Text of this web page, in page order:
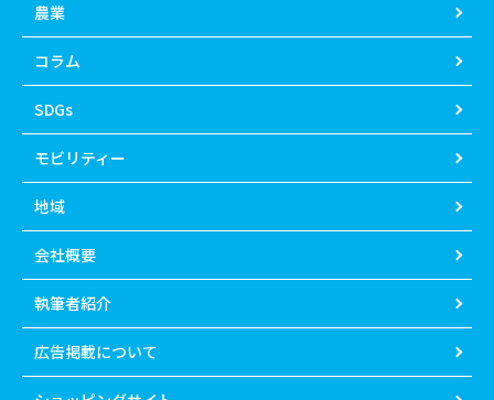
農業
コラム
SDGs
モビリティー
地域
会社概要
執筆者紹介
広告掲載について